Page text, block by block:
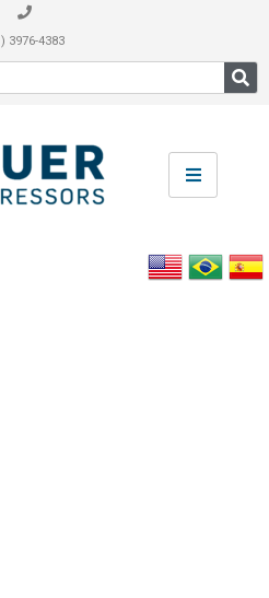
3976-4383